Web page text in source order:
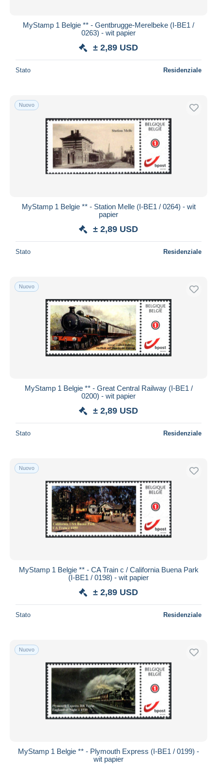
MyStamp 1 Belgie ** - Gentbrugge-Merelbeke (I-BE1 /
0263) - wit papier
± 2,89 USD
Stato Residenziale
Nuovo
MyStamp 1 Belgie ** - Station Melle (I-BE1 / 0264) - wit
papier
± 2,89 USD
Stato Residenziale
Nuovo
MyStamp 1 Belgie ** - Great Central Railway (I-BE1 /
0200) - wit papier
± 2,89 USD
Stato Residenziale
Nuovo
MyStamp 1 Belgie ** - CA Train c / California Buena Park
(I-BE1 / 0198) - wit papier
± 2,89 USD
Stato Residenziale
Nuovo
MyStamp 1 Belgie ** - Plymouth Express (I-BE1 / 0199) -
wit papier